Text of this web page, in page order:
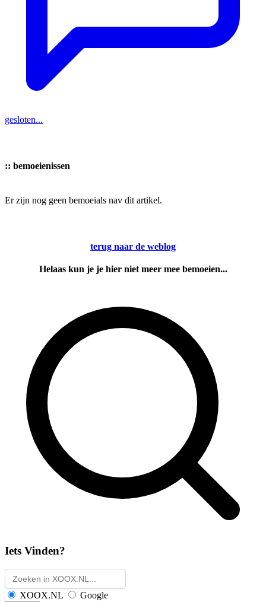
gesloten...
:: bemoeienissen
Er zijn nog geen bemoeials nav dit artikel.
terug naar de weblog
Helaas kun je je hier niet meer mee bemoeien...
Iets Vinden?
XOOX.NL Google